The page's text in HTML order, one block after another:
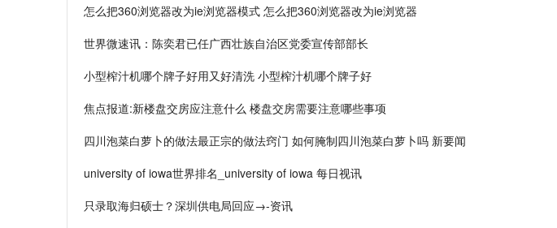
怎么把360浏览器改为ie浏览器模式 怎么把360浏览器改为ie浏览器
世界微速讯：陈奕君已任广西壮族自治区党委宣传部部长
小型榨汁机哪个牌子好用又好清洗 小型榨汁机哪个牌子好
焦点报道:新楼盘交房应注意什么 楼盘交房需要注意哪些事项
四川泡菜白萝卜的做法最正宗的做法窍门 如何腌制四川泡菜白萝卜吗 新要闻
university of iowa世界排名_university of iowa 每日视讯
只录取海归硕士？深圳供电局回应→-资讯